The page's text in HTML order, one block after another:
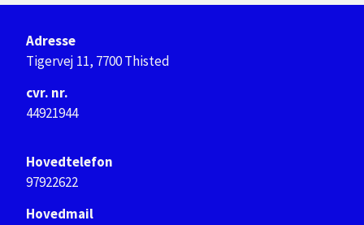
Adresse
Tigervej 11, 7700 Thisted
cvr. nr.
44921944
Hovedtelefon
97922622
Hovedmail